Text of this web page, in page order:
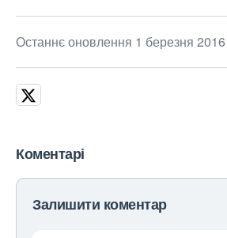
Останнє оновлення 1 березня 2016
Коментарі
Залишити коментар